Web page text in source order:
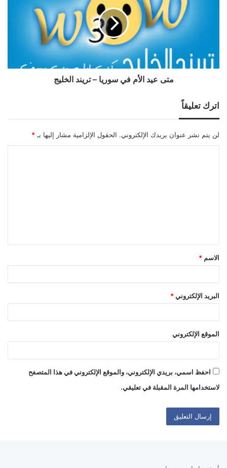
متى عيد الأم في سوريا – تريند الخليج
اترك تعليقاً
لن يتم نشر عنوان بريدك الإلكتروني. الحقول الإلزامية مشار إليها بـ *
ق
*
الاسم *
البريد الإلكتروني *
الموقع الإلكتروني
احفظ اسمي، بريدي الإلكتروني، والموقع الإلكتروني في هذا المتصفح
لاستخدامها المرة المقبلة في تعليقي.